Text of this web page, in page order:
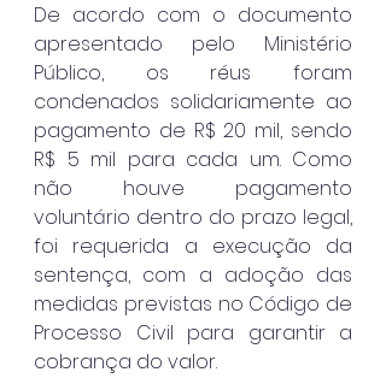
De acordo com o documento
apresentado pelo Ministério
Público, os réus foram
condenados solidariamente ao
pagamento de R$ 20 mil, sendo
R$ 5 mil para cada um. Como
não houve pagamento
voluntário dentro do prazo legal,
foi requerida a execução da
sentença, com a adoção das
medidas previstas no Código de
Processo Civil para garantir a
cobrança do valor.